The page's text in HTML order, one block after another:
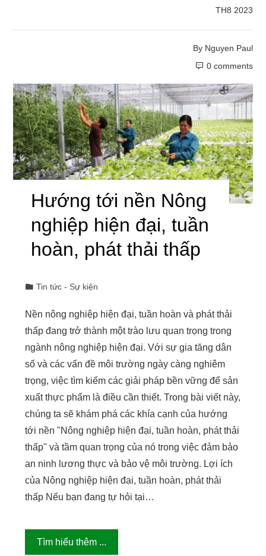
TH8 2023
By Nguyen Paul
0 comments
Hướng tới nền Nông
nghiệp hiện đại, tuần
hoàn, phát thải thấp
Tin tức - Sự kiện
Nền nông nghiệp hiện đại, tuần hoàn và phát thải
thấp đang trở thành một trào lưu quan trọng trong
ngành nông nghiệp hiện đại. Với sự gia tăng dân
số và các vấn đề môi trường ngày càng nghiêm
trọng, việc tìm kiếm các giải pháp bền vững để sản
xuất thực phẩm là điều cần thiết. Trong bài viết này,
chúng ta sẽ khám phá các khía cạnh của hướng
tới nền "Nông nghiệp hiện đại, tuần hoàn, phát thải
thấp" và tầm quan trọng của nó trong việc đảm bảo
an ninh lương thực và bảo vệ môi trường. Lợi ích
của Nông nghiệp hiện đại, tuần hoàn, phát thải
thấp Nếu bạn đang tự hỏi tại…
Tìm hiểu thêm ...